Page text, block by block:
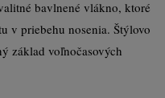
bavlnené vlákno, ktoré
v priebehu nosenia. Štýlovo
základ voľnočasových